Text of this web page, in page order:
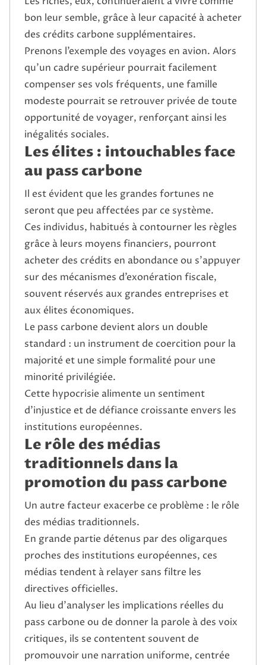
bon leur semble, grâce à leur capacité à acheter
des crédits carbone supplémentaires.
Prenons l’exemple des voyages en avion. Alors
qu’un cadre supérieur pourrait facilement
compenser ses vols fréquents, une famille
modeste pourrait se retrouver privée de toute
opportunité de voyager, renforçant ainsi les
inégalités sociales.
Les élites : intouchables face
au pass carbone
Il est évident que les grandes fortunes ne
seront que peu affectées par ce système.
Ces individus, habitués à contourner les règles
grâce à leurs moyens financiers, pourront
acheter des crédits en abondance ou s’appuyer
sur des mécanismes d’exonération fiscale,
souvent réservés aux grandes entreprises et
aux élites économiques.
Le pass carbone devient alors un double
standard : un instrument de coercition pour la
majorité et une simple formalité pour une
minorité privilégiée.
Cette hypocrisie alimente un sentiment
d’injustice et de défiance croissante envers les
institutions européennes.
Le rôle des médias
traditionnels dans la
promotion du pass carbone
Un autre facteur exacerbe ce problème : le rôle
des médias traditionnels.
En grande partie détenus par des oligarques
proches des institutions européennes, ces
médias tendent à relayer sans filtre les
directives officielles.
Au lieu d’analyser les implications réelles du
pass carbone ou de donner la parole à des voix
critiques, ils se contentent souvent de
promouvoir une narration uniforme, centrée